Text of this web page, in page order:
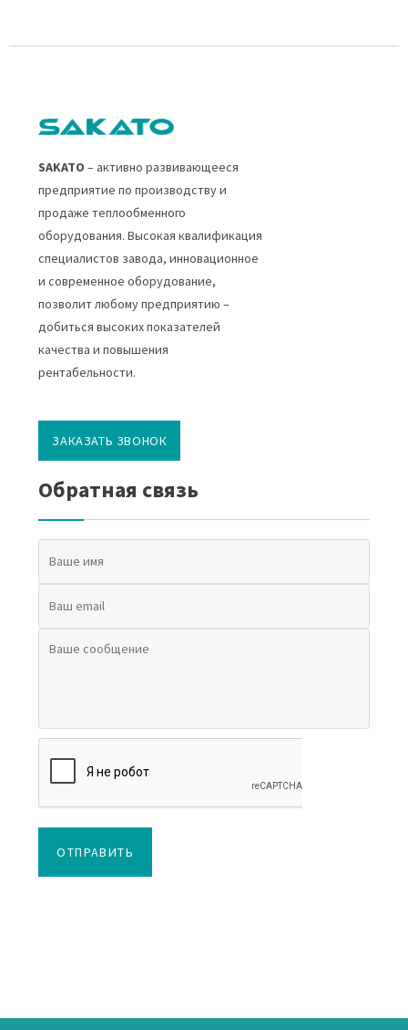
SAKATO – активно развивающееся
предприятие по производству и
продаже теплообменного
оборудования. Высокая квалификация
специалистов завода, инновационное
и современное оборудование,
позволит любому предприятию –
добиться высоких показателей
качества и повышения
рентабельности.
ЗАКАЗАТЬ ЗВОНОК
Обратная связь